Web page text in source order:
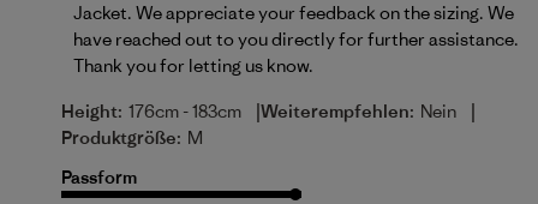
Jacket. We appreciate your feedback on the sizing. We
have reached out to you directly for further assistance.
Thank you for letting us know.
Height: 176cm - 183cm |Weiterempfehlen: Nein |
Produktgröße: M
Passform